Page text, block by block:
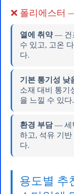
❌ 폴리에스터
열에 취약— 건
수 있고, 고온
다.
기본 통기성 낮
소재 대비 통기
을 느낄 수 있다.
환경 부담— 세
하고, 석유 기
다.
용도별 추